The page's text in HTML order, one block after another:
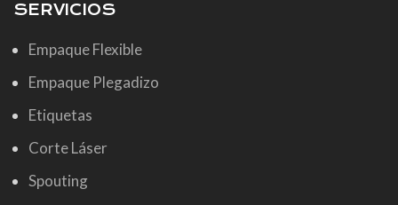
SERVICIOS
Empaque Flexible
Empaque Plegadizo
Etiquetas
Corte Láser
Spouting